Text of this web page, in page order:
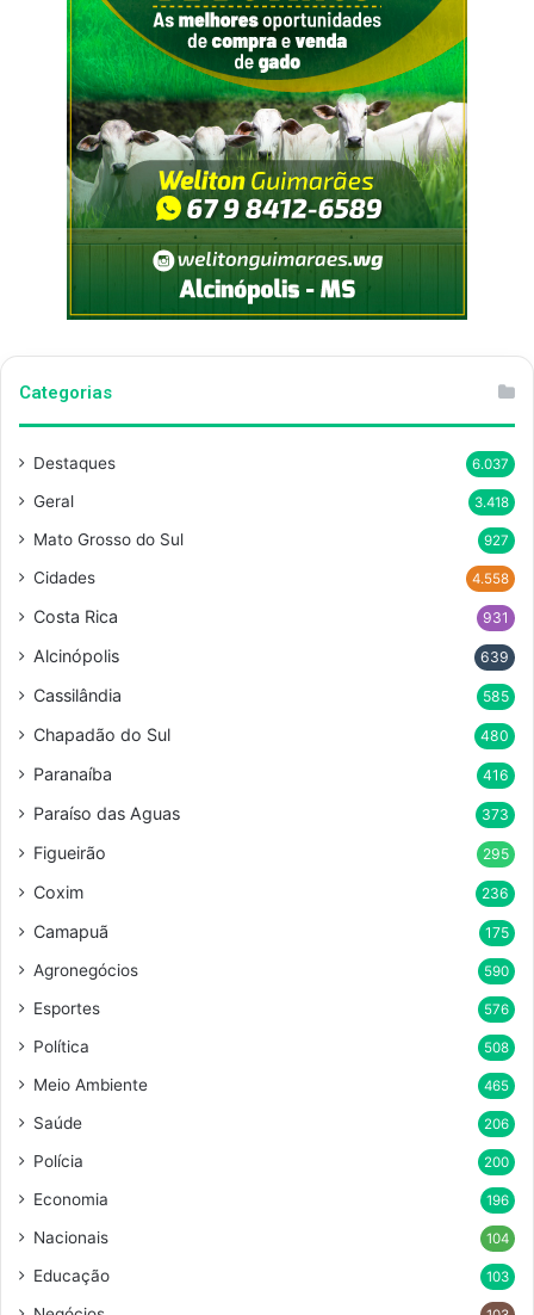
Categorias
Destaques 6.037
Geral 3.418
Mato Grosso do Sul 927
Cidades 4.558
Costa Rica 931
Alcinópolis 639
Cassilândia 585
Chapadão do Sul 480
Paranaíba 416
Paraíso das Aguas 373
Figueirão 295
Coxim 236
Camapuã 175
Agronegócios 590
Esportes 576
Política 508
Meio Ambiente 465
Saúde 206
Polícia 200
Economia 196
Nacionais 104
Educação 103